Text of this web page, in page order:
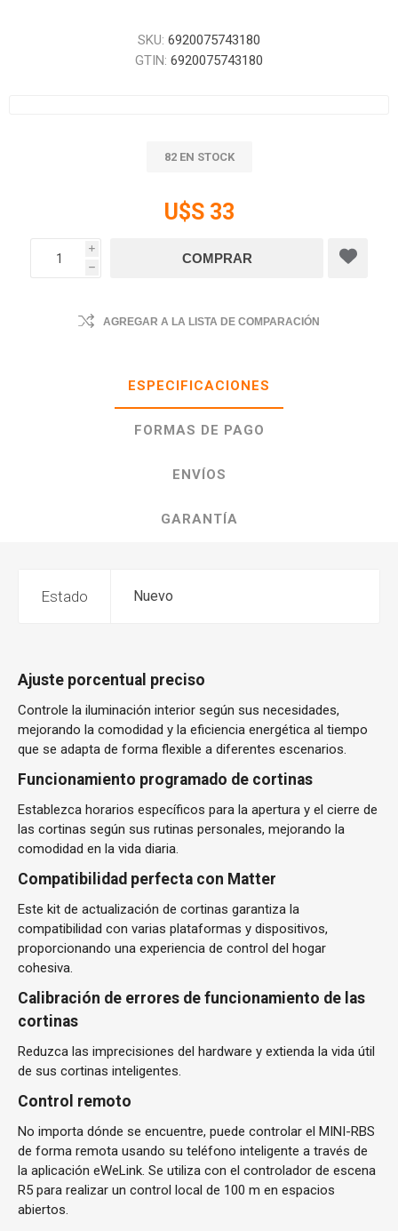
SKU: 6920075743180
GTIN: 6920075743180
82 EN STOCK
U$S 33
i
h
AGREGAR A LA LISTA DE COMPARACIÓN
ESPECIFICACIONES
FORMAS DE PAGO
ENVÍOS
GARANTÍA
Estado Nuevo
Ajuste porcentual preciso
Controle la iluminación interior según sus necesidades,
mejorando la comodidad y la eficiencia energética al tiempo
que se adapta de forma flexible a diferentes escenarios.
Funcionamiento programado de cortinas
Establezca horarios específicos para la apertura y el cierre de
las cortinas según sus rutinas personales, mejorando la
comodidad en la vida diaria.
Compatibilidad perfecta con Matter
Este kit de actualización de cortinas garantiza la
compatibilidad con varias plataformas y dispositivos,
proporcionando una experiencia de control del hogar
cohesiva.
Calibración de errores de funcionamiento de las
cortinas
Reduzca las imprecisiones del hardware y extienda la vida útil
de sus cortinas inteligentes.
Control remoto
No importa dónde se encuentre, puede controlar el MINI-RBS
de forma remota usando su teléfono inteligente a través de
la aplicación eWeLink. Se utiliza con el controlador de escena
R5 para realizar un control local de 100 m en espacios
abiertos.